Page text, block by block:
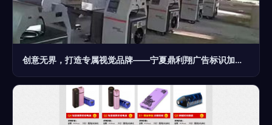
创意无界，打造专属视觉品牌——宁夏鼎利翔广告标识加工厂的设计之道